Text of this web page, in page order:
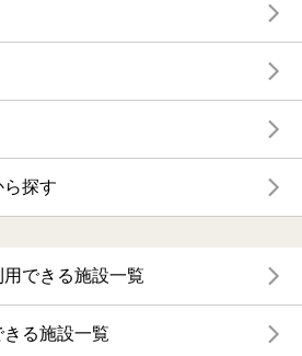
探す
できる施設一覧
る施設一覧